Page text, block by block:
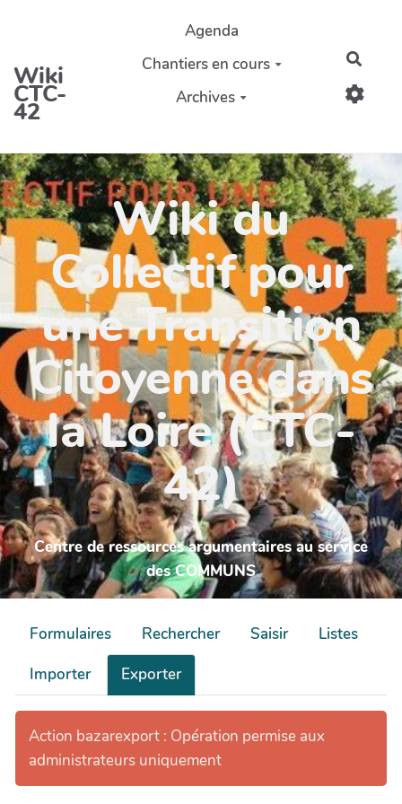
Aller au contenu principal
Wiki
CTC-
42
Agenda
Chantiers en cours
Archives
Wiki du
Collectif pour
une Transition
Citoyenne dans
la Loire (CTC-
42)
Centre de ressources argumentaires au service
des COMMUNS
Formulaires Rechercher Saisir
Listes
Importer
Exporter
Action bazarexport : Opération permise aux
administrateurs uniquement